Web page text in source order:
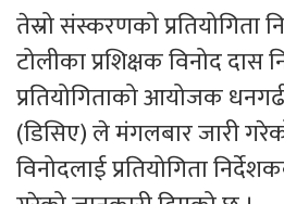
तेस्रो संस्करणको प्रतियोगिता
टोलीका प्रशिक्षक विनोद दास
प्रतियोगिताको आयोजक
(डिसिए) ले मंगलबार जारी
विनोदलाई प्रतियोगिता